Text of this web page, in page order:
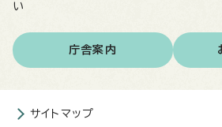
い
庁舎案内
サイトマップ